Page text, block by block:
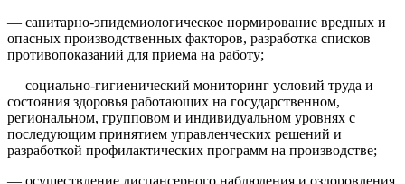
— санитарно-эпидемиологическое нормирование вредных и
опасных производственных факторов, разработка списков
противопоказаний для приема на работу;
— социально-гигиенический мониторинг условий труда и
состояния здоровья работающих на государственном,
региональном, групповом и индивидуальном уровнях с
последующим принятием управленческих решений и
разработкой профилактических программ на производстве;
— осуществление диспансерного наблюдения и оздоровления